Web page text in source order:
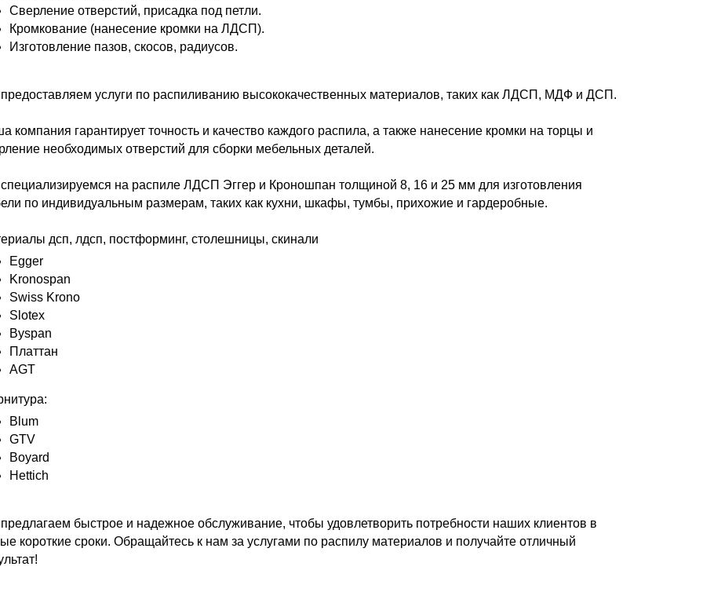
Сверление отверстий, присадка под петли.
Кромкование (нанесение кромки на ЛДСП).
Изготовление пазов, скосов, радиусов.
услуги по распиливанию высококачественных материалов, таких как ЛДСП, МДФ и ДСП.
компания гарантирует точность и качество каждого распила, а также нанесение кромки на торцы и
необходимых отверстий для сборки мебельных деталей.
на распиле ЛДСП Эггер и Кроношпан толщиной 8, 16 и 25 мм для изготовления
по индивидуальным размерам, таких как кухни, шкафы, тумбы, прихожие и гардеробные.
дсп, лдсп, постформинг, столешницы, скинали
Egger
Kronospan
Swiss Krono
Slotex
Byspan
Платтан
AGT
Blum
GTV
Boyard
Hettich
быстрое и надежное обслуживание, чтобы удовлетворить потребности наших клиентов в
короткие сроки. Обращайтесь к нам за услугами по распилу материалов и получайте отличный